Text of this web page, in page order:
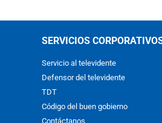
SERVICIOS
Servicio al televidente
Defensor del televidente
TDT
Código del buen gobierno
Contáctanos